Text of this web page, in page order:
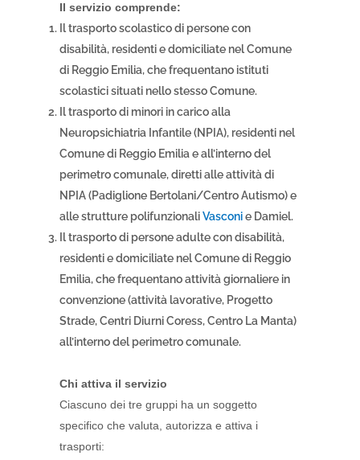
Il servizio comprende:
Il trasporto scolastico di persone con
disabilità, residenti e domiciliate nel Comune
di Reggio Emilia, che frequentano istituti
scolastici situati nello stesso Comune.
Il trasporto di minori in carico alla
Neuropsichiatria Infantile (NPIA), residenti nel
Comune di Reggio Emilia e all’interno del
perimetro comunale, diretti alle attività di
NPIA (Padiglione Bertolani/Centro Autismo) e
alle strutture polifunzionaliVasconie Damiel.
Il trasporto di persone adulte con disabilità,
residenti e domiciliate nel Comune di Reggio
Emilia, che frequentano attività giornaliere in
convenzione (attività lavorative, Progetto
Strade, Centri Diurni Coress, Centro La Manta)
all’interno del perimetro comunale.
Chi attiva il servizio
Ciascuno dei tre gruppi ha un soggetto
specifico che valuta, autorizza e attiva i
trasporti: